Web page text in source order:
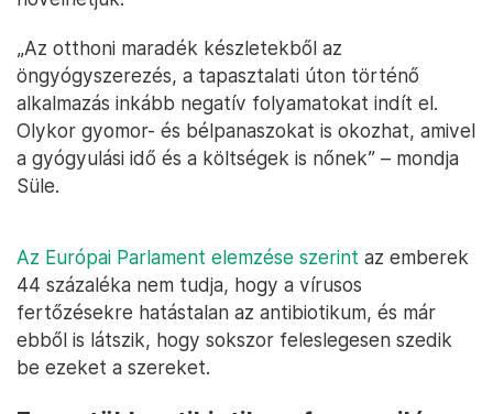
„Az otthoni maradék készletekből az
öngyógyszerezés, a tapasztalati úton történő
alkalmazás inkább negatív folyamatokat indít el.
Olykor gyomor- és bélpanaszokat is okozhat, amivel
a gyógyulási idő és a költségek is nőnek” – mondja
Süle.
Az Európai Parlament elemzése szerint az emberek
44 százaléka nem tudja, hogy a vírusos
fertőzésekre hatástalan az antibiotikum, és már
ebből is látszik, hogy sokszor feleslegesen szedik
be ezeket a szereket.